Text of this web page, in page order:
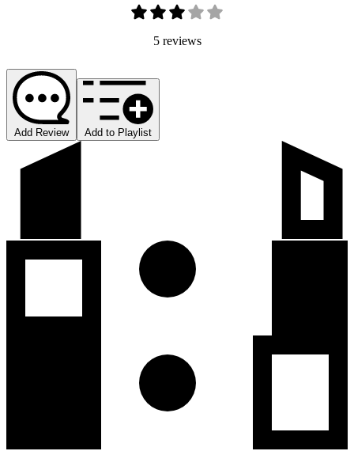
5 reviews
Add Review Add to Playlist